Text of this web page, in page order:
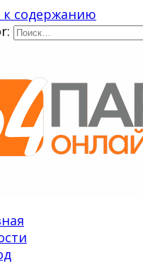
к содержанию